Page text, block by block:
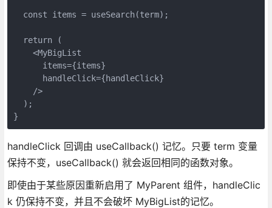
  const items = useSearch(term);
  return (
    <MyBigList
      items={items}
      handleClick={handleClick}
    />
  );
}
handleClick 回调由 useCallback() 记忆。只要 term 变量
保持不变，useCallback() 就会返回相同的函数对象。
即使由于某些原因重新启用了 MyParent 组件，handleClic
k 仍保持不变，并且不会破坏 MyBigList的记忆。